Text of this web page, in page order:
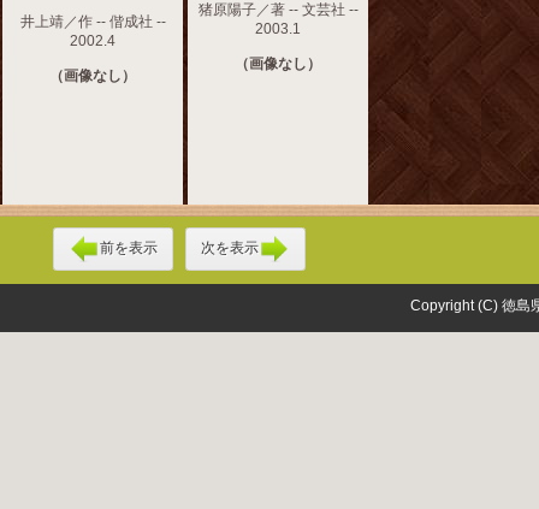
井上靖／作 -- 偕成社 --
2002.4
（画像なし）
猪原陽子／著 -- 文芸社 --
2003.1
（画像なし）
前を表示 次を表示
Copyright (C) 徳島